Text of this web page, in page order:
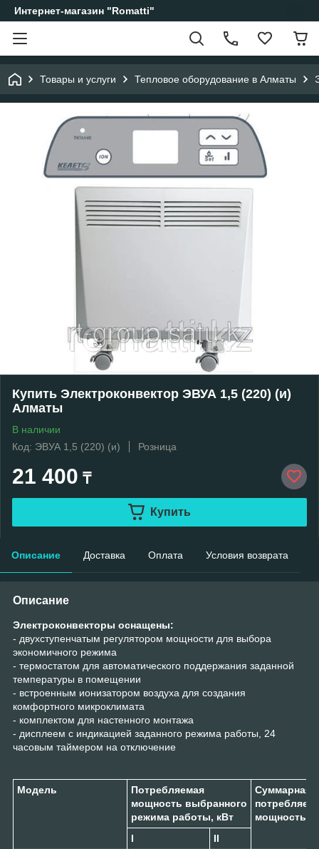
Интернет-магазин "Romatti"
Товары и услуги Тепловое оборудование в Алматы
Купить Электроконвектор ЭВУА 1,5 (220) (и)
Алматы
В наличии
Код: ЭВУА 1,5 (220) (и)
Розница
21 400 ₸
Купить
Описание Доставка Оплата Условия возврата
Описание
Электроконвекторы оснащены:
- двухступенчатым регулятором мощности для выбора
экономичного режима
- термостатом для автоматического поддержания заданной
температуры в помещении
- встроенным ионизатором воздуха для создания
комфортного микроклимата
- комплектом для настенного монтажа
- дисплеем с индикацией заданного режима работы, 24
часовым таймером на отключение
Модель
Потребляемая
мощность выбранного
режима работы, кВт
Суммарная
мощность,
I
II